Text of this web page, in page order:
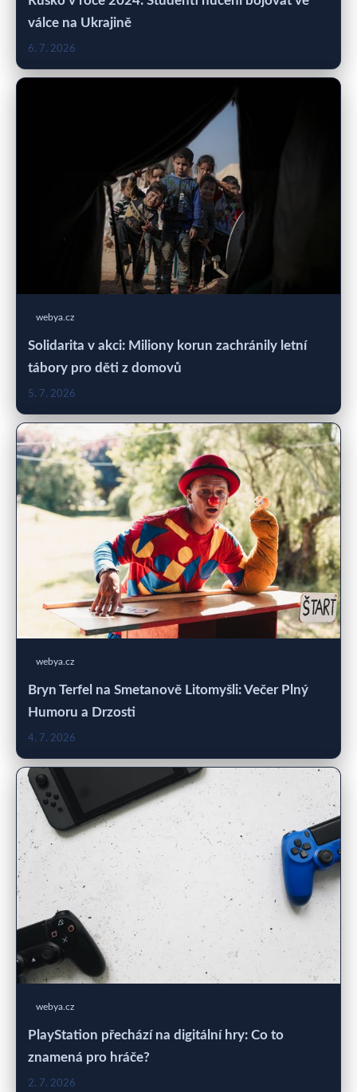
válce na Ukrajině
6. 7. 2026
webya.cz
Solidarita v akci: Miliony korun zachránily letní
tábory pro děti z domovů
5. 7. 2026
webya.cz
Bryn Terfel na Smetanově Litomyšli: Večer Plný
Humoru a Drzosti
4. 7. 2026
webya.cz
PlayStation přechází na digitální hry: Co to
znamená pro hráče?
2. 7. 2026